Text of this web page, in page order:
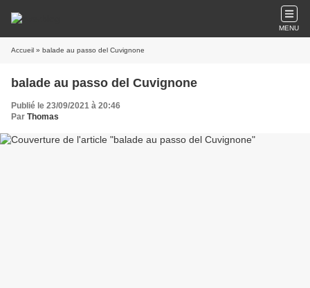
MENU
Accueil » balade au passo del Cuvignone
balade au passo del Cuvignone
Publié le 23/09/2021 à 20:46
Par Thomas